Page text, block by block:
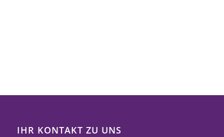
IHR KONTAKT ZU UNS